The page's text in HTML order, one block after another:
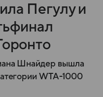
Пегулу и
Шнайдер вышла
WTA-1000